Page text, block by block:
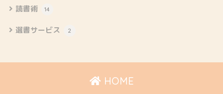
読書術 14
選書サービス 2
HOME